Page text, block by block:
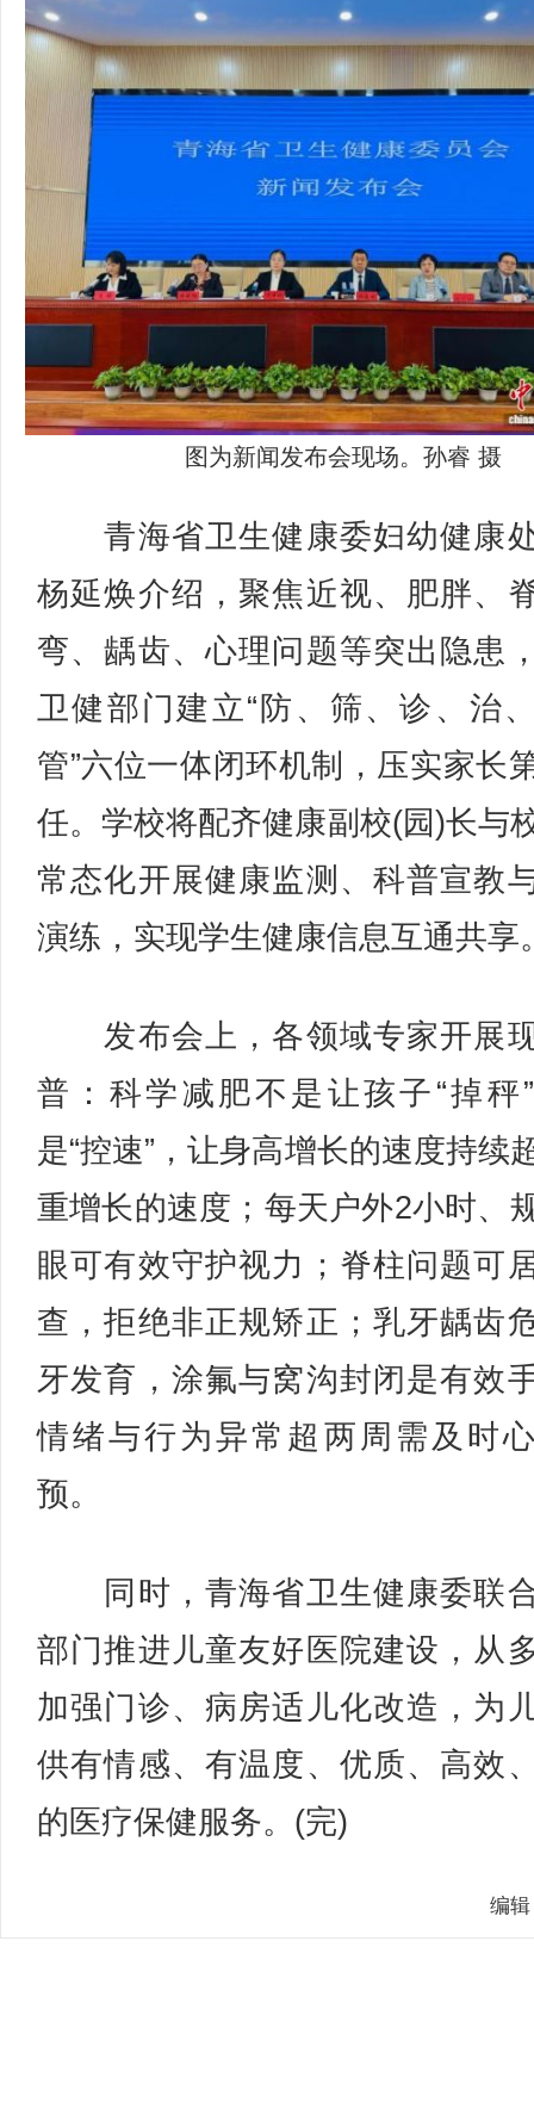
图为新闻发布会现场。孙睿 摄
青海省卫生健康委妇幼健康
杨延焕介绍，聚焦近视、肥胖、
弯、龋齿、心理问题等突出隐患
卫健部门建立“防、筛、诊、治
管”六位一体闭环机制，压实家长
任。学校将配齐健康副校(园)长与
常态化开展健康监测、科普宣教
演练，实现学生健康信息互通共享
发布会上，各领域专家开展
普：科学减肥不是让孩子“掉秤
是“控速”，让身高增长的速度持续
重增长的速度；每天户外2小时、
眼可有效守护视力；脊柱问题可
查，拒绝非正规矫正；乳牙龋齿
牙发育，涂氟与窝沟封闭是有效
情绪与行为异常超两周需及时
预。
同时，青海省卫生健康委联
部门推进儿童友好医院建设，从
加强门诊、病房适儿化改造，为
供有情感、有温度、优质、高效
的医疗保健服务。(完)
编